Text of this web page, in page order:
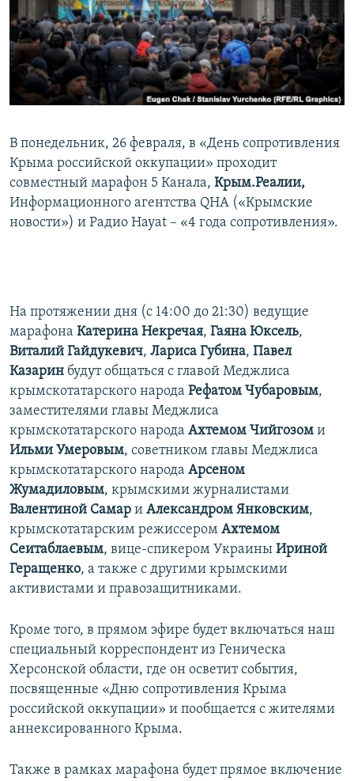
ПОБЕДИТЕЛЕЙ НЕ СУДЯТ?
КРЫМ.НЕПОКОРЕННЫЙ
ELIFBE
УКРАИНСКАЯ ПРОБЛЕМА КРЫМА
ПРИСОЕДИНЯЙТЕСЬ!
В понедельник, 26 февраля, в «День сопротивления
Крыма российской оккупации» проходит
совместный марафон 5 Канала, Крым.Реалии,
Информационного агентства QHA («Крымские
новости») и Радио Hayat – «4 года сопротивления».
На протяжении дня (с 14:00 до 21:30) ведущие
марафона Катерина Некречая, Гаяна Юксель,
Виталий Гайдукевич, Лариса Губина, Павел
Казарин будут общаться с главой Меджлиса
крымскотатарского народа Рефатом Чубаровым,
заместителями главы Меджлиса
крымскотатарского народа Ахтемом Чийгозом и
Ильми Умеровым, советником главы Меджлиса
крымскотатарского народа Арсеном
Жумадиловым, крымскими журналистами
Валентиной Самар и Александром Янковским,
крымскотатарским режиссером Ахтемом
Сеитаблаевым, вице-спикером Украины Ириной
Геращенко, а также с другими крымскими
активистами и правозащитниками.
Кроме того, в прямом эфире будет включаться наш
специальный корреспондент из Геническа
Херсонской области, где он осветит события,
посвященные «Дню сопротивления Крыма
российской оккупации» и пообщается с жителями
аннексированного Крыма.
Также в рамках марафона будет прямое включение